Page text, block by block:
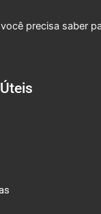
precisa saber